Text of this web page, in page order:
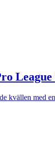
League
kvällen med